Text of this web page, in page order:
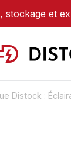
stockage et
Distock :